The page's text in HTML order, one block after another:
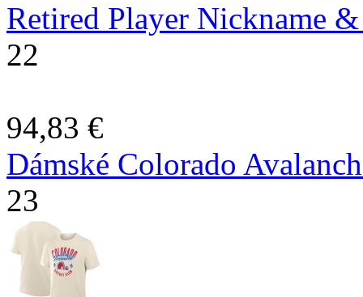
Retired Player Nickname
22
94,83 €
Dámské Colorado
23